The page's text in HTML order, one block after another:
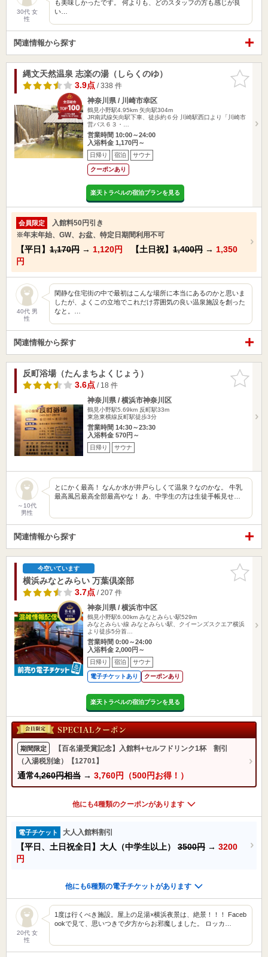
30代 女
性
も美味しかったです。 何よりも、どのスタッフの方も感じが良
い…
関連情報から探す
お気に入
りに追加
縄文天然温泉 志楽の湯（しらくのゆ）
3.9点/ 338 件
神奈川県 / 川崎市幸区
鶴見小野駅4.95km 矢向駅304m
JR南武線矢向駅下車、徒歩約６分 川崎駅西口より「川崎市
営バス６３・…
営業時間 10:00～24:00
入浴料金 1,170円～
日帰り 宿泊 サウナ
クーポンあり
楽天トラベルの宿泊プランを見る
会員限定
入館料50円引き
※年末年始、GW、お盆、特定日期間利用不可
【平日】 1,170円 → 1,120円 【土日祝】 1,400円 → 1,350
円
40代 男
性
閑静な住宅街の中で最初はこんな場所に本当にあるのかと思いま
したが、よくこの立地でこれだけ雰囲気の良い温泉施設を創った
なと。…
関連情報から探す
お気に入
りに追加
反町浴場（たんまちよくじょう）
3.6点/ 18 件
神奈川県 / 横浜市神奈川区
鶴見小野駅5.69km 反町駅33m
東急東横線反町駅徒歩3分
営業時間 14:30～23:30
入浴料金 570円～
日帰り サウナ
～10代
男性
とにかく最高！ なんか水が井戸らしくて温泉？なのかな。 牛乳
最高風呂最高全部最高やな！ あ、中学生の方は生徒手帳見せ…
関連情報から探す
お気に入
りに追加
今空いています
横浜みなとみらい 万葉倶楽部
3.7点/ 207 件
神奈川県 / 横浜市中区
鶴見小野駅6.00km みなとみらい駅529m
みなとみらい線 みなとみらい駅、クイーンズスクエア横浜
より徒歩5分首…
営業時間 0:00～24:00
入浴料金 2,000円～
日帰り 宿泊 サウナ
電子チケットあり クーポンあり
楽天トラベルの宿泊プランを見る
期間限定
【百名湯受賞記念】入館料+セルフドリンク1杯 割引
（入湯税別途）【12701】
通常4,260円相当 → 3,760円（500円お得！）
他にも4種類のクーポンがあります
電子チケット 大人入館料割引
【平日、土日祝全日】大人（中学生以上） 3500円 → 3200
円
他にも6種類の電子チケットがあります
20代 女
性
1度は行くべき施設。屋上の足湯×横浜夜景は、絶景！！！ Faceb
ookで見て、思いつきで夕方からお邪魔しました。 ロッカ…